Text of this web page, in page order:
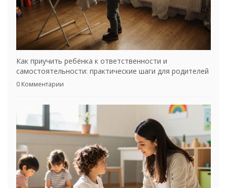
Как приучить ребёнка к ответственности и
самостоятельности: практические шаги для родителей
0 Комментарии